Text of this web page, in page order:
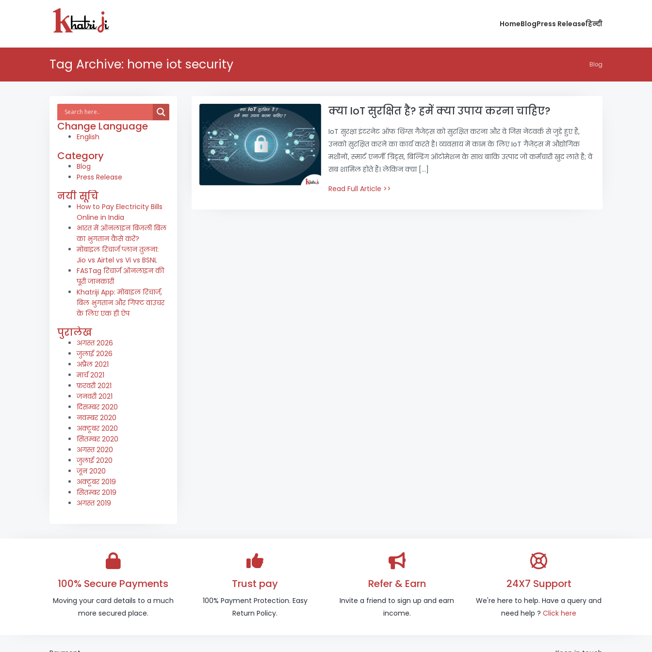
HomeBlogPress Releaseहिन्दी
Tag Archive: home iot security Blog
Change Language
English
Category
Blog
Press Release
नयी सूचि
How to Pay Electricity Bills
Online in India
भारत में ऑनलाइन बिजली बिल
का भुगतान कैसे करें?
मोबाइल रिचार्ज प्लान तुलना:
Jio vs Airtel vs Vi vs BSNL
FASTag रिचार्ज ऑनलाइन की
पूरी जानकारी
Khatriji App: मोबाइल रिचार्ज,
बिल भुगतान और गिफ्ट वाउचर
के लिए एक ही ऐप
पुरालेख
अगस्त 2026
जुलाई 2026
अप्रैल 2021
मार्च 2021
फ़रवरी 2021
जनवरी 2021
दिसम्बर 2020
नवम्बर 2020
अक्टूबर 2020
सितम्बर 2020
अगस्त 2020
जुलाई 2020
जून 2020
अक्टूबर 2019
सितम्बर 2019
अगस्त 2019
क्या IoT सुरक्षित है? हमें क्या उपाय करना चाहिए?
IoT सुरक्षा इंटरनेट ऑफ थिंग्स गैजेट्स को सुरक्षित करना और वे जिस नेटवर्क से जुड़े हुए हैं,
उनको सुरक्षित करने का कार्य करते है। व्यवसाय में काम के लिए IoT गैजेट्स में औद्योगिक
मशीनों, स्मार्ट एनर्जी ग्रिड्स, बिल्डिंग ऑटोमेशन के साथ बाकि उत्पाद जो कर्मचारी खुद लाते है; वे
सब शामिल होते हैं। लेकिन क्या […]
Read Full Article >>
100% Secure Payments
Moving your card details to a much
more secured place.
Trust pay
100% Payment Protection. Easy
Return Policy.
Refer & Earn
Invite a friend to sign up and earn
income.
24X7 Support
We're here to help. Have a query and
need help ?Click here